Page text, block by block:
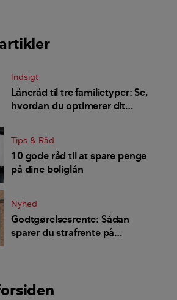
Indsigt
Låneråd til tre familietyper: Se,
hvordan du optimerer dit
Tips & Råd
10 gode råd til at spare penge
på dine boliglån
Nyhed
Godtgørelsesrente: Sådan
sparer du strafrente på